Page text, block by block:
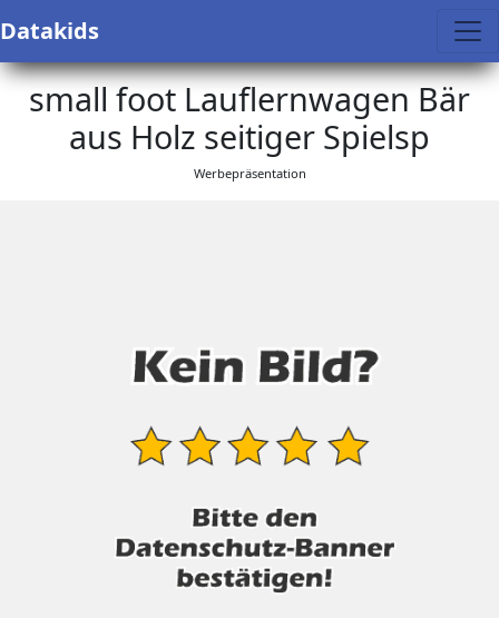
Datakids
small foot Lauflernwagen Bär
aus Holz seitiger Spielsp
Werbepräsentation